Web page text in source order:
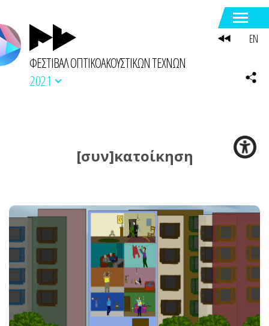
ΦΕΣΤΙΒΑΛ ΟΠΤΙΚΟΑΚΟΥΣΤΙΚΩΝ ΤΕΧΝΩΝ
2021
[συν]κατοίκηση
EN